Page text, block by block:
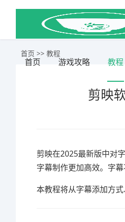
首页 游戏攻略 教程
首页 >> 教程
剪映
剪映在2025最新版中对
字幕制作更加高效。字
本教程将从字幕添加方